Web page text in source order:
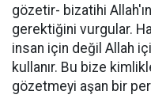
gözetir- bizatihi
gerektiğini vurgular.
insan için değil Allah
kullanır. Bu bize
gözetmeyi aşan bir